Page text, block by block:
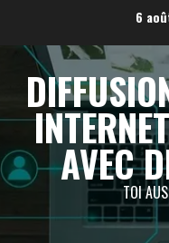
contenu
6
AVEC
TOI